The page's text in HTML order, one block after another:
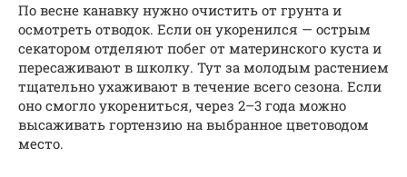
По весне канавку нужно очистить от грунта и
осмотреть отводок. Если он укоренился — острым
секатором отделяют побег от материнского куста и
пересаживают в школку. Тут за молодым растением
тщательно ухаживают в течение всего сезона. Если
оно смогло укорениться, через 2–3 года можно
высаживать гортензию на выбранное цветоводом
место.